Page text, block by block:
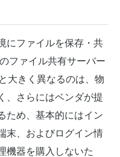
にファイルを保存・共
ファイル共有サーバー
大きく異なるのは、物
、さらにはベンダが提
ため、基本的にはイン
末、およびログイン情
機器を購入しないた